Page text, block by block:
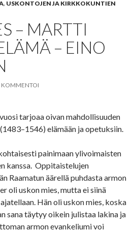
, USKONTOJEN JA KIRKKOKUNTIEN
– MARTTI
– EINO
KOMMENTOI
tarjoaa oivan mahdollisuuden
elämään ja opetuksiin.
painimaan ylivoimaisten
kanssa. Oppitaistelujen
Raamatun äärellä puhdasta armon
oli uskon mies, mutta ei siinä
Hän oli uskon mies, koska
sana täytyy oikein julistaa lakina ja
armon evankeliumi voi